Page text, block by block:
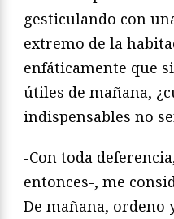
gesticulando con
extremo de la
enfáticamente que
útiles de mañana,
indispensables no
-Con toda
entonces-, me
De mañana, ordeno